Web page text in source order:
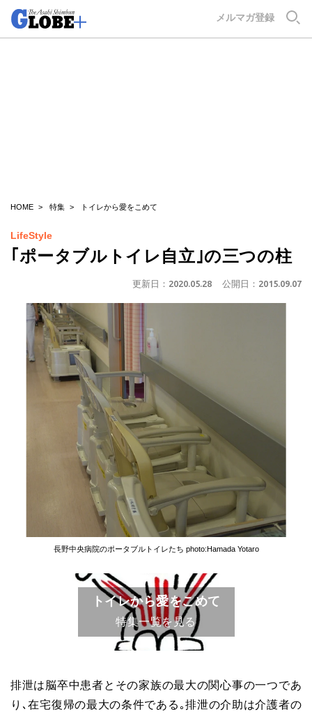
メルマガ登録
HOME 特集 トイレから愛をこめて
LifeStyle
｢ポータブルトイレ自立｣の三つの柱
更新日： 2020.05.28 公開日： 2015.09.07
長野中央病院のポータブルトイレたち photo:Hamada Yotaro
トイレから愛をこめて
特集一覧を見る
排泄は脳卒中患者とその家族の最大の関心事の一つであ
り､在宅復帰の最大の条件である｡排泄の介助は介護者の